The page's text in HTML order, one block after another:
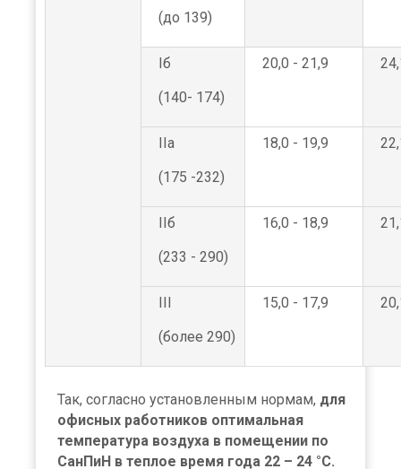
(до 139)
Iб
(140- 174)
20,0 - 21,9
IIа
(175 -232)
18,0 - 19,9
IIб
(233 - 290)
16,0 - 18,9
III
(более 290)
15,0 - 17,9
Так, согласно установленным нормам, для
офисных работников оптимальная
температура воздуха в помещении по
СанПиН в теплое время года 22 – 24 °C.